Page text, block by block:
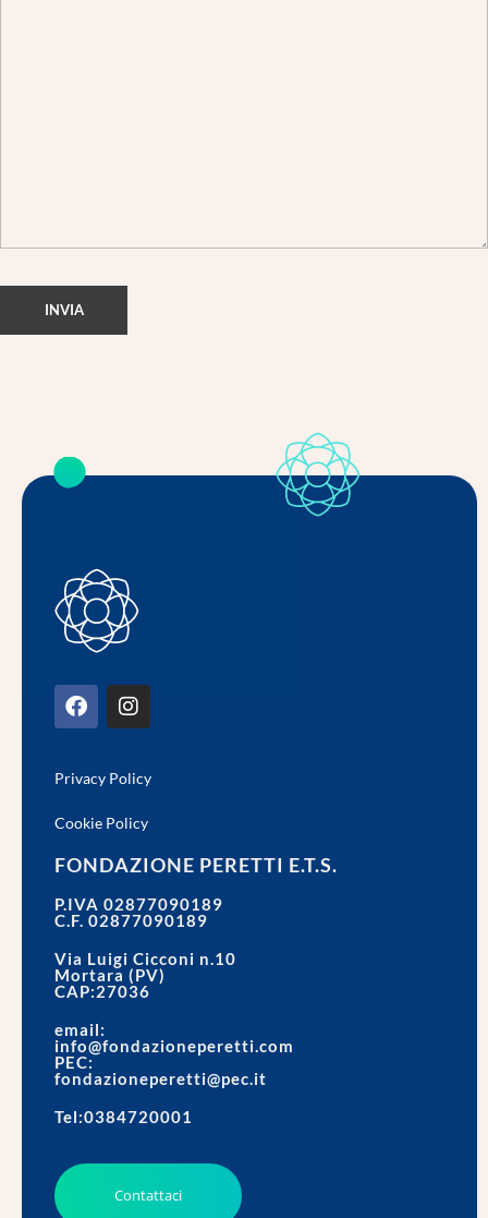
Privacy Policy
Cookie Policy
FONDAZIONE PERETTI E.T.S.
P.IVA 02877090189
C.F. 02877090189
Via Luigi Cicconi n.10
Mortara (PV)
CAP:27036
email:
info@fondazioneperetti.com
PEC:
fondazioneperetti@pec.it
Tel:0384720001
Contattaci